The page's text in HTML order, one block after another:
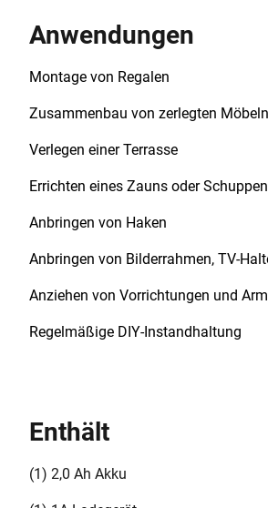
Anwendungen
Montage von Regalen
Zusammenbau von zerlegten Möbeln
Verlegen einer Terrasse
Errichten eines Zauns oder
Anbringen von Haken
Anbringen von Bilderrahmen, TV-
Anziehen von Vorrichtungen und
Regelmäßige DIY-Instandhaltung
Enthält
(1) 2,0 Ah Akku